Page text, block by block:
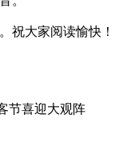
祝大家阅读愉快！
节喜迎大观阵